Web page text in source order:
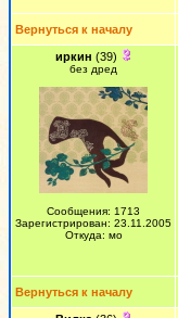
Вернуться к началу
иркин (39)
без дред
Сообщения: 1713
Зарегистрирован: 23.11.2005
Откуда: мо
Вернуться к началу